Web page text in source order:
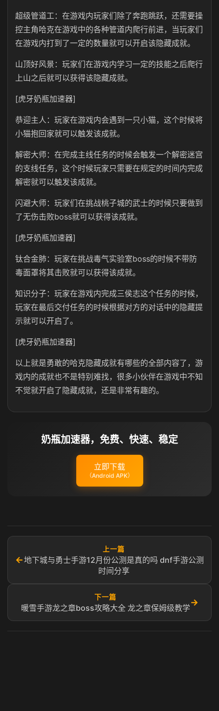
超级管道工：在游戏内玩家们除了奔跑跳跃，还需要操
控主角哈克在游戏中的各种管道内爬行前进，当玩家们
在游戏内打到了一定的数量就可以开启该隐藏成就。
山顶好风景：玩家们在游戏内学习一定的技能之后爬行
上山之后就可以获得该隐藏成就。
[虎牙奶瓶加速器]
恭迎主人：玩家在游戏内会遇到一只小猫，这个时候将
小猫抱回家就可以触发该成就。
解密大师：在完成主线任务的时候会触发一个解密迷宫
的支线任务，这个时候玩家只需要在规定的时间内完成
解密就可以触发该成就。
闪避大师：玩家们在挑战桃子城的武士的时候只要做到
了无伤击败boss就可以获得该成就。
[虎牙奶瓶加速器]
钛合金肺：玩家在挑战毒气实验室boss的时候不带防
毒面罩将其击败就可以获得该成就。
知识分子：玩家在游戏内完成三侯志这个任务的时候，
玩家在最后交付任务的时候根据对方的对话中的隐藏提
示就可以开启了。
[虎牙奶瓶加速器]
以上就是勇敢的哈克隐藏成就有哪些的全部内容了，游
戏内的成就也不是特别难找，很多小伙伴在游戏中不知
不觉就开启了隐藏成就，还是非常有趣的。
奶瓶加速器，免费、快速、稳定
立即下载
（Android APK）
←
上一篇
地下城与勇士手游12月份公测是真的吗 dnf手游公测
时间分享
下一篇
暖雪手游龙之章boss攻略大全 龙之章保姆级教学
→